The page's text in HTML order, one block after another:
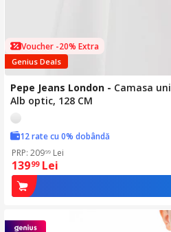
Voucher -20% Extra
Genius Deals
Pepe Jeans London - Camasa
Alb optic, 128 CM
12 rate cu 0% dobândă
PRP: 20999 Lei
13999 Lei